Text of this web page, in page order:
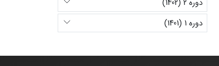
دوره 2 (1402)
دوره 1 (1401)